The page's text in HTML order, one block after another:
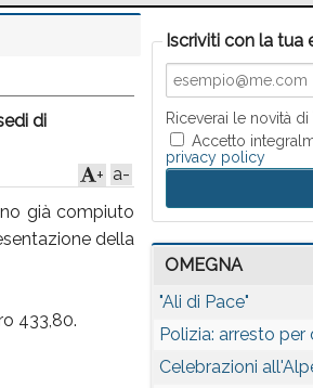
di
a-
+
già compiuto
della
433,80.
Iscriviti con la tua
Riceverai le novità di
Accetto
privacy policy
OMEGNA
"Ali di Pace"
Polizia: arresto
Celebrazioni